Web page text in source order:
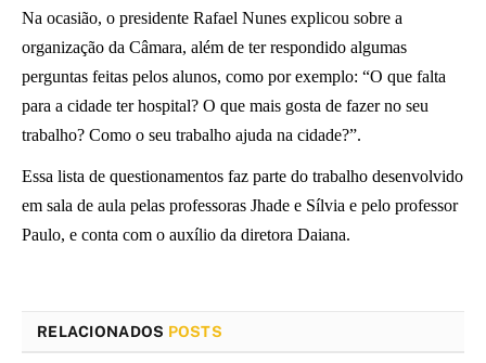
Na ocasião, o presidente Rafael Nunes explicou sobre a
organização da Câmara, além de ter respondido algumas
perguntas feitas pelos alunos, como por exemplo: “O que falta
para a cidade ter hospital? O que mais gosta de fazer no seu
trabalho? Como o seu trabalho ajuda na cidade?”.
Essa lista de questionamentos faz parte do trabalho desenvolvido
em sala de aula pelas professoras Jhade e Sílvia e pelo professor
Paulo, e conta com o auxílio da diretora Daiana.
RELACIONADOS POSTS